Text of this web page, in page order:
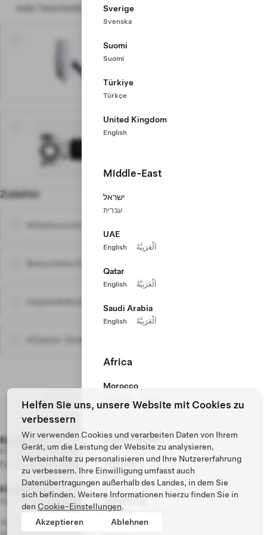
Sverige
Svenska
Suomi
Suomi
Türkiye
Türkçe
United Kingdom
English
Middle-East
ישראל
עִברִית
UAE
English اَلْعَرَبِيَّةُ
Qatar
English اَلْعَرَبِيَّةُ
Saudi Arabia
English اَلْعَرَبِيَّةُ
Africa
Morocco
اَلْعَرَبِيَّةُ
Asia/Pacific
中国大陆
简体中文
Hong Kong
繁體中文
Jeder Tesla bietet Zugang zum weltweiten Supercharger-Netz
535 €
Wall Connector
das Laden zu Hause.
205 €
unverzichtbar.
Zubehör
Ihr Model Y
Konfiguration speichern
Model Y Hinterradantrieb
Pearl White-Lackierung
18-Zoll Aperture-Felgen
Inklusive
Innenraum komplett schwarz
Fünfsitzer-Innenraum
Inklusive
Autopilot
30-Tage-Testabonnement „Premium-Konnektivität“
Fahrzeugpreis
Recycling-Gebühr
Kaufpreis 40.996 €
Einschließlich 5.957 € MwSt.
Finanzierung erkunden
Heute fällig
Nicht rückerstattbare Bestellgebühr
Wenn Sie Ihr Fahrzeug leasen und es vollständig von einer Drittpartei finanziert
wird, wird die Bestellungsgebühr nach Lieferung zurückerstattet.
Helfen Sie uns, unsere Website mit Cookies zu
verbessern
Wir verwenden Cookies und verarbeiten Daten von Ihrem
Gerät, um die Leistung der Website zu analysieren,
Werbeinhalte zu personalisieren und Ihre Nutzererfahrung
zu verbessern. Ihre Einwilligung umfasst auch
Datenübertragungen außerhalb des Landes, in dem Sie
sich befinden. Weitere Informationen hierzu finden Sie in
den Cookie-Einstellungen.
Akzeptieren
Ablehnen